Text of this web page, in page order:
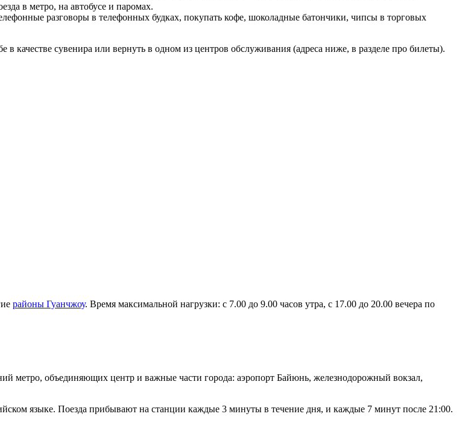
в метро, на автобусе и паромах.
разговоры в телефонных будках, покупать кофе, шоколадные батончики, чипсы в торговых
качестве сувенира или вернуть в одном из центров обслуживания (адреса ниже, в разделе про билеты).
районы Гуанчжоу. Время максимальной нагрузки: с 7.00 до 9.00 часов утра, с 17.00 до 20.00 вечера по
метро, объединяющих центр и важные части города: аэропорт Байюнь, железнодорожный вокзал,
языке. Поезда прибывают на станции каждые 3 минуты в течение дня, и каждые 7 минут после 21:00.